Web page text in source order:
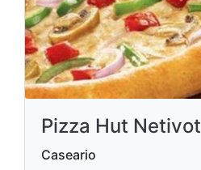
Pizza Hut Netivot
Caseario